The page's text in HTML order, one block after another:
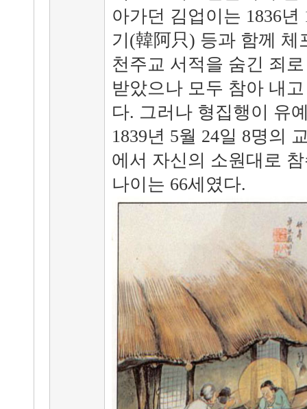
아가던 김업이는 1836
기(韓阿只) 등과 함께
천주교 서적을 숨긴 죄
받았으나 모두 참아 내
다. 그러나 형집행이 유
1839년 5월 24일 8명의
에서 자신의 소원대로
나이는 66세였다.